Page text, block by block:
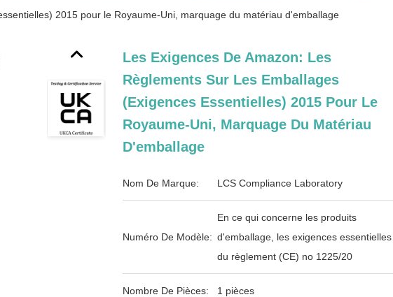
2015 pour le Royaume-Uni, marquage du matériau d'emballage
Les Exigences De Amazon: Les
Règlements Sur Les Emballages
(exigences Essentielles) 2015 Pour Le
Royaume-Uni, Marquage Du Matériau
D'emballage
Nom De Marque: LCS Compliance Laboratory
Numéro De Modèle:
En ce qui concerne les produits
d'emballage, les exigences essentielles
du règlement (CE) no 1225/20
Nombre De Pièces: 1 pièces